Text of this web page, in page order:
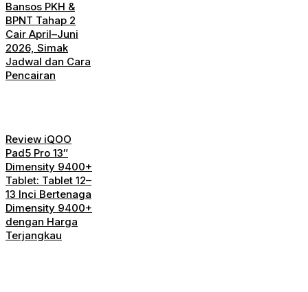
Bansos PKH &
BPNT Tahap 2
Cair April–Juni
2026, Simak
Jadwal dan Cara
Pencairan
Review iQOO
Pad5 Pro 13″
Dimensity 9400+
Tablet: Tablet 12–
13 Inci Bertenaga
Dimensity 9400+
dengan Harga
Terjangkau